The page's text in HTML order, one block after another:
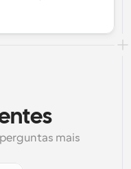
mais